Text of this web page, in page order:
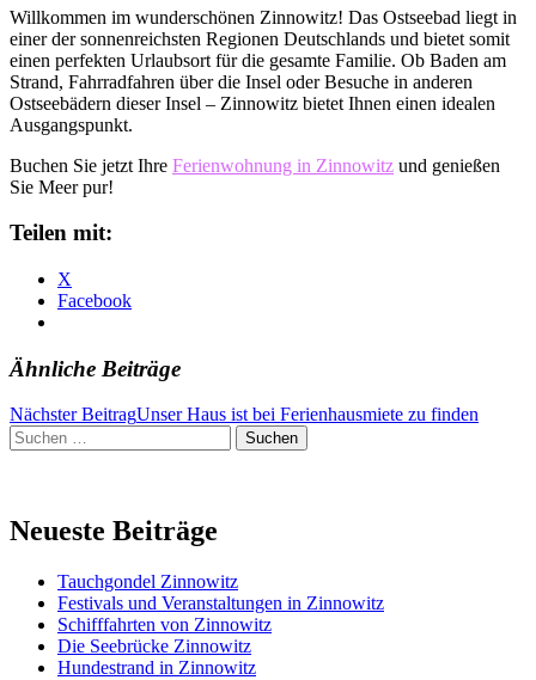
Willkommen im wunderschönen Zinnowitz! Das Ostseebad liegt in
einer der sonnenreichsten Regionen Deutschlands und bietet somit
einen perfekten Urlaubsort für die gesamte Familie. Ob Baden am
Strand, Fahrradfahren über die Insel oder Besuche in anderen
Ostseebädern dieser Insel – Zinnowitz bietet Ihnen einen idealen
Ausgangspunkt.
Buchen Sie jetzt Ihre Ferienwohnung in Zinnowitz und genießen
Sie Meer pur!
Teilen mit:
X
Facebook
Ähnliche Beiträge
Beitragsnavigation
Nächster BeitragUnser Haus ist bei Ferienhausmiete zu finden
Suchen
nach:
Neueste Beiträge
Tauchgondel Zinnowitz
Festivals und Veranstaltungen in Zinnowitz
Schifffahrten von Zinnowitz
Die Seebrücke Zinnowitz
Hundestrand in Zinnowitz